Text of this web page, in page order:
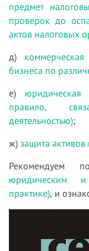
предмет
проверок до
актов налоговых
д)
бизнеса по
е)
правило,
деятельностью);
ж) защита
Рекомендуем
юридическим
практике), и